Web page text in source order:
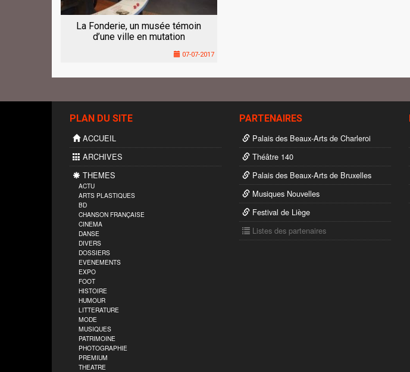
La Fonderie, un musée témoin
d’une ville en mutation
07-07-2017
PLAN DU SITE
ACCUEIL
ARCHIVES
THEMES
ACTU
ARTS PLASTIQUES
BD
CHANSON FRANÇAISE
CINEMA
DANSE
DIVERS
DOSSIERS
EVENEMENTS
EXPO
FOOT
HISTOIRE
HUMOUR
LITTERATURE
MODE
MUSIQUES
PATRIMOINE
PHOTOGRAPHIE
PREMIUM
THEATRE
PARTENAIRES
Palais des Beaux-Arts de Charleroi
Théâtre 140
Palais des Beaux-Arts de Bruxelles
Musiques Nouvelles
Festival de Liège
Listes des partenaires